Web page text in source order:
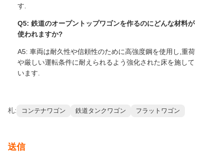
す.
Q5: 鉄道のオープントップワゴンを作るのにどんな材料が
使われますか?
A5: 車両は耐久性や信頼性のために高強度鋼を使用し,重荷
や厳しい運転条件に耐えられるよう強化された床を施して
います.
札: コンテナワゴン 鉄道タンクワゴン フラットワゴン
送信